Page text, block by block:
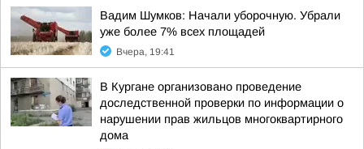
Вадим Шумков: Начали уборочную. Убрали
уже более 7% всех площадей
Вчера, 19:41
В Кургане организовано проведение
доследственной проверки по информации о
нарушении прав жильцов многоквартирного
дома